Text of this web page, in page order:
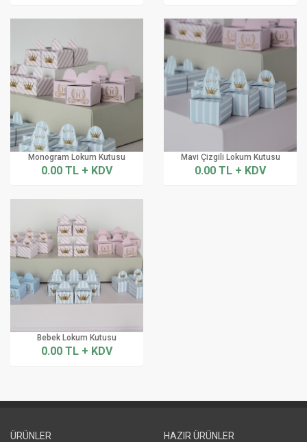
Monogram Lokum Kutusu
0.00 TL + KDV
Mavi Çizgili Lokum Kutusu
0.00 TL + KDV
Bebek Lokum Kutusu
0.00 TL + KDV
ÜRÜNLER
HAZIR ÜRÜNLER